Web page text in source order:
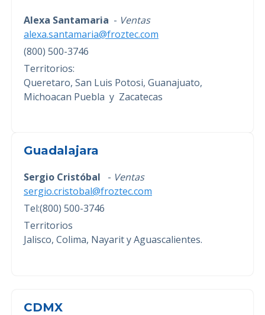
Alexa Santamaria - Ventas
alexa.santamaria@froztec.com
(800) 500-3746
Territorios:
Queretaro, San Luis Potosi, Guanajuato,
Michoacan Puebla y Zacatecas
Guadalajara
Sergio Cristóbal - Ventas
sergio.cristobal@froztec.com
Tel:(800) 500-3746
Territorios
Jalisco, Colima, Nayarit y Aguascalientes.
CDMX